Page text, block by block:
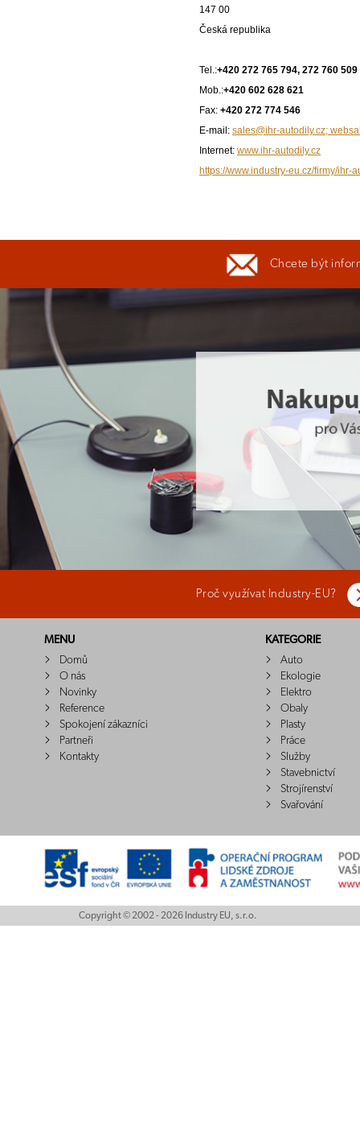
147 00
Česká republika
Tel.:+420 272 765 794, 272 760 509
Mob.:+420 602 628 621
Fax: +420 272 774 546
E-mail: sales@ihr-autodily.cz;
Internet: www.ihr-autodily.cz
https://www.industry-eu.cz/firmy/ihr-
Chcete být
Proč využívat Industry-EU?
MENU
Domů
O nás
Novinky
Reference
Spokojení zákazníci
Partneři
Kontakty
KATEGORIE
Auto
Ekologie
Elektro
Obaly
Plasty
Práce
Služby
Stavebnictví
Strojírenství
Svařování
Copyright © 2002 - 2026 Industry EU, s.r.o.